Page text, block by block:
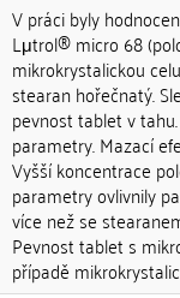
V práci byly
Lμtrol® micro 68
mikrokrystalickou
stearan hořečnatý.
pevnost tablet v
parametry. Mazací
Vyšší koncentrace
parametry ovlivnily
více než se
Pevnost tablet s
případě